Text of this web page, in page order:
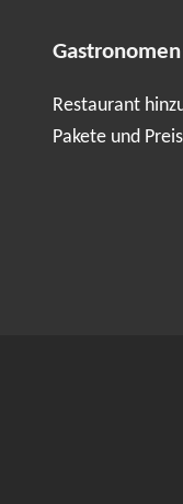
Gastronomen
Restaurant
Pakete und